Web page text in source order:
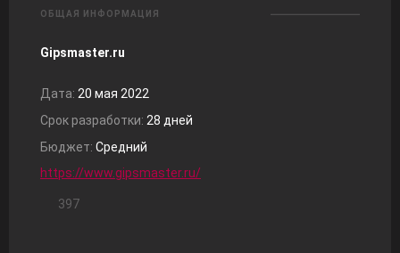
ОБЩАЯ ИНФОРМАЦИЯ
Gipsmaster.ru
Дата: 20 мая 2022
Срок разработки: 28 дней
Бюджет: Средний
https://www.gipsmaster.ru/
397